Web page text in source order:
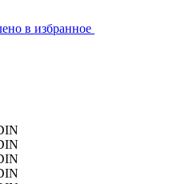
в избранное